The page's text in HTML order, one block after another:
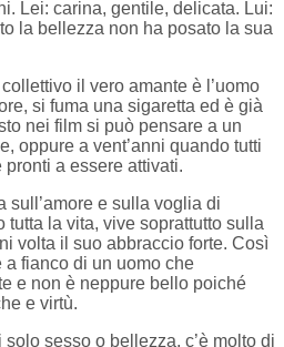
Lei: carina, gentile, delicata. Lui:
la bellezza non ha posato la sua
il vero amante è l’uomo
si fuma una sigaretta ed è già
nei film si può pensare a un
oppure a vent’anni quando tutti
a essere attivati.
sull’amore e sulla voglia di
tutta la vita, vive soprattutto sulla
volta il suo abbraccio forte. Così
fianco di un uomo che
e non è neppure bello poiché
e virtù.
sesso o bellezza, c’è molto di